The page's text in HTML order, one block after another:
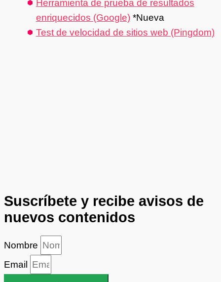
Herramienta de prueba de resultados
enriquecidos (Google) *Nueva
Test de velocidad de sitios web (Pingdom)
Suscríbete y recibe avisos de
nuevos contenidos
Nombre
Email